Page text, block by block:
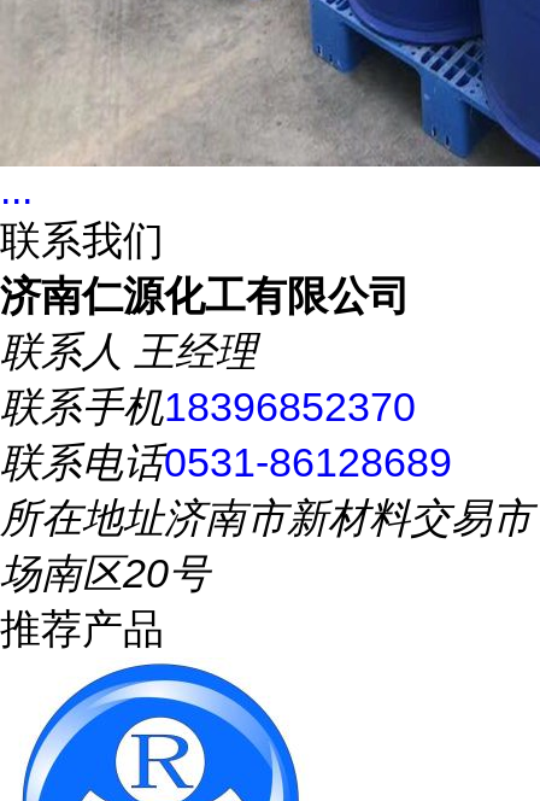
...
联系我们
济南仁源化工有限公司
联系人 王经理
联系手机18396852370
联系电话0531-86128689
所在地址济南市新材料交易市
场南区20号
推荐产品